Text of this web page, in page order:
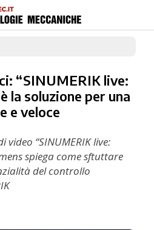
“SINUMERIK live:
la soluzione per una
e veloce
video “SINUMERIK live:
spiega come sftuttare
del controllo